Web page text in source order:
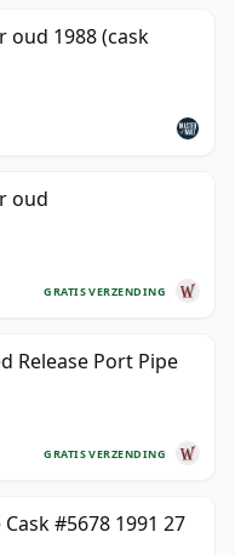
oud 1988 (cask
oud
GRATIS VERZENDING
Release Port Pipe
GRATIS VERZENDING
#5678 1991 27